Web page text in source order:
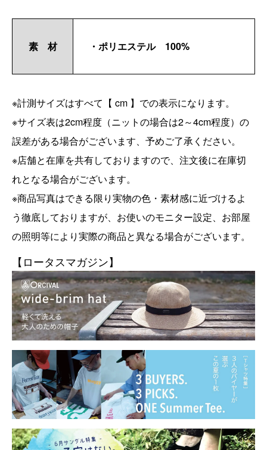
素 材 ・ポリエステル 100%
※計測サイズはすべて【 cm 】での表示になります。
※サイズ表は2cm程度（ニットの場合は2～4cm程度）の
誤差がある場合がございます、予めご了承ください。
※店舗と在庫を共有しておりますので、注文後に在庫切
れとなる場合がございます。
※商品写真はできる限り実物の色・素材感に近づけるよ
う徹底しておりますが、お使いのモニター設定、お部屋
の照明等により実際の商品と異なる場合がございます。
【ロータスマガジン】